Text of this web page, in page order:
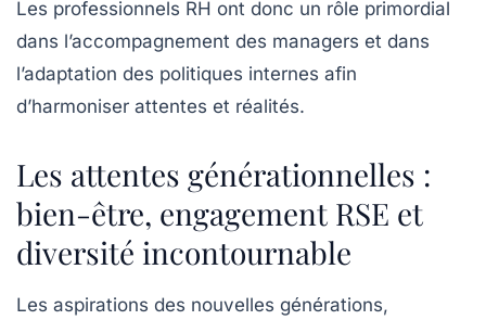
Les professionnels RH ont donc un rôle primordial
dans l’accompagnement des managers et dans
l’adaptation des politiques internes afin
d’harmoniser attentes et réalités.
Les attentes générationnelles :
bien-être, engagement RSE et
diversité incontournable
Les aspirations des nouvelles générations,